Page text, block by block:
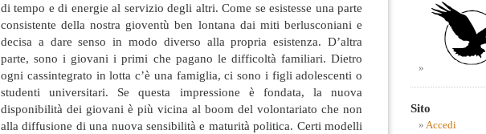
di tempo e di energie al servizio degli altri. Come se esistesse una parte
consistente della nostra gioventù ben lontana dai miti berlusconiani e
decisa a dare senso in modo diverso alla propria esistenza. D’altra
parte, sono i giovani i primi che pagano le difficoltà familiari. Dietro
ogni cassintegrato in lotta c’è una famiglia, ci sono i figli adolescenti o
studenti universitari. Se questa impressione è fondata, la nuova
disponibilità dei giovani è più vicina al boom del volontariato che non
alla diffusione di una nuova sensibilità e maturità politica. Certi modelli
Sito
Accedi